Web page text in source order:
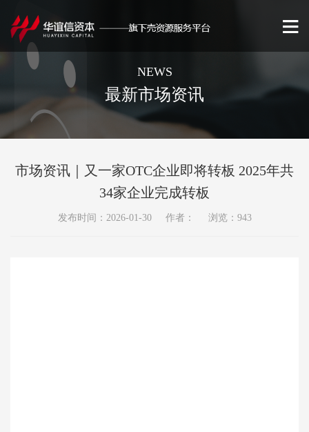
NEWS
最新市场资讯
市场资讯｜又一家OTC企业即将转板 2025年共
34家企业完成转板
发布时间：2026-01-30 作者： 浏览：943